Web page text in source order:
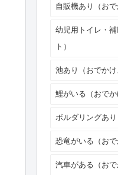
自販機あり（おで
幼児用トイレ・
ト）
池あり（おでかけ
鯉がいる（おでか
ボルダリングあり
恐竜がいる（おで
汽車がある（おで